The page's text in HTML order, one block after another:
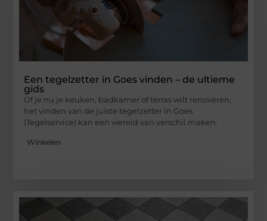
Een tegelzetter in Goes vinden – de ultieme
gids
Of je nu je keuken, badkamer of terras wilt renoveren,
het vinden van de juiste tegelzetter in Goes
(Tegelservice) kan een wereld van verschil maken.
Winkelen